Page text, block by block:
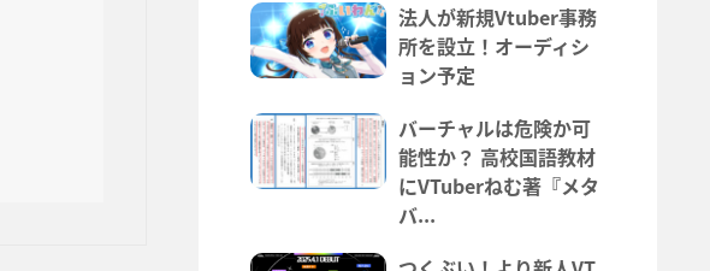
法人が新規Vtuber事務
所を設立！オーディシ
ョン予定
バーチャルは危険か可
能性か？ 高校国語教材
にVTuberねむ著『メタ
バ...